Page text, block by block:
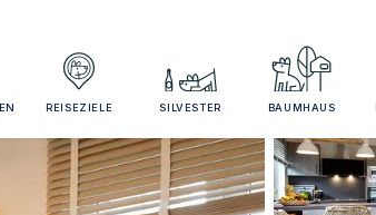
REISEZIELE SILVESTER BAUMHAUS